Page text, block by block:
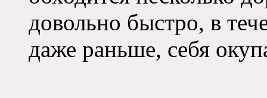
довольно быстро, в
даже раньше, себя